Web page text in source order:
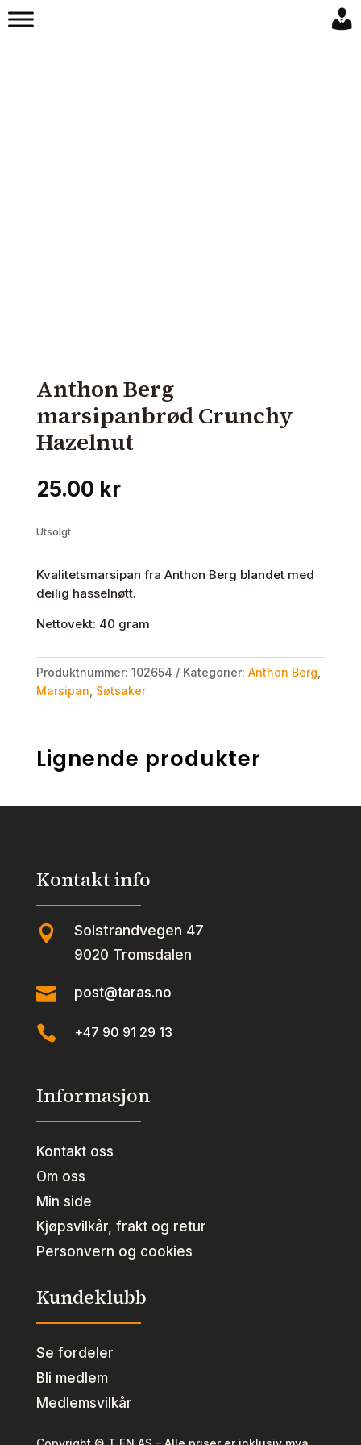
Anthon Berg
marsipanbrød Crunchy
Hazelnut
25.00 kr
Utsolgt
Kvalitetsmarsipan fra Anthon Berg blandet med
deilig hasselnøtt.
Nettovekt: 40 gram
Produktnummer: 102654 Kategorier: Anthon Berg
Marsipan Søtsaker
Lignende produkter
Kontakt info
 Solstrandvegen 47
9020 Tromsdalen
 post@taras.no
 +47 90 91 29 13
Informasjon
Kontakt oss
Om oss
Min side
Kjøpsvilkår, frakt og retur
Personvern og cookies
Kundeklubb
Se fordeler
Bli medlem
Medlemsvilkår